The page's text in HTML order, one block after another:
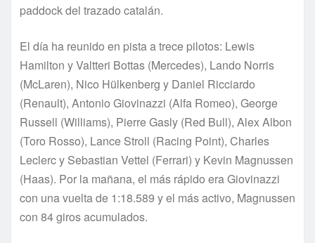
paddock del trazado catalán.
El día ha reunido en pista a trece pilotos: Lewis
Hamilton y Valtteri Bottas (Mercedes), Lando Norris
(McLaren), Nico Hülkenberg y Daniel Ricciardo
(Renault), Antonio Giovinazzi (Alfa Romeo), George
Russell (Williams), Pierre Gasly (Red Bull), Alex Albon
(Toro Rosso), Lance Stroll (Racing Point), Charles
Leclerc y Sebastian Vettel (Ferrari) y Kevin Magnussen
(Haas). Por la mañana, el más rápido era Giovinazzi
con una vuelta de 1:18.589 y el más activo, Magnussen
con 84 giros acumulados.